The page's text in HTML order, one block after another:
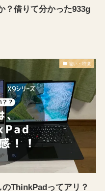
？借りて分かった933g
違い・特徴
のThinkPadってアリ？